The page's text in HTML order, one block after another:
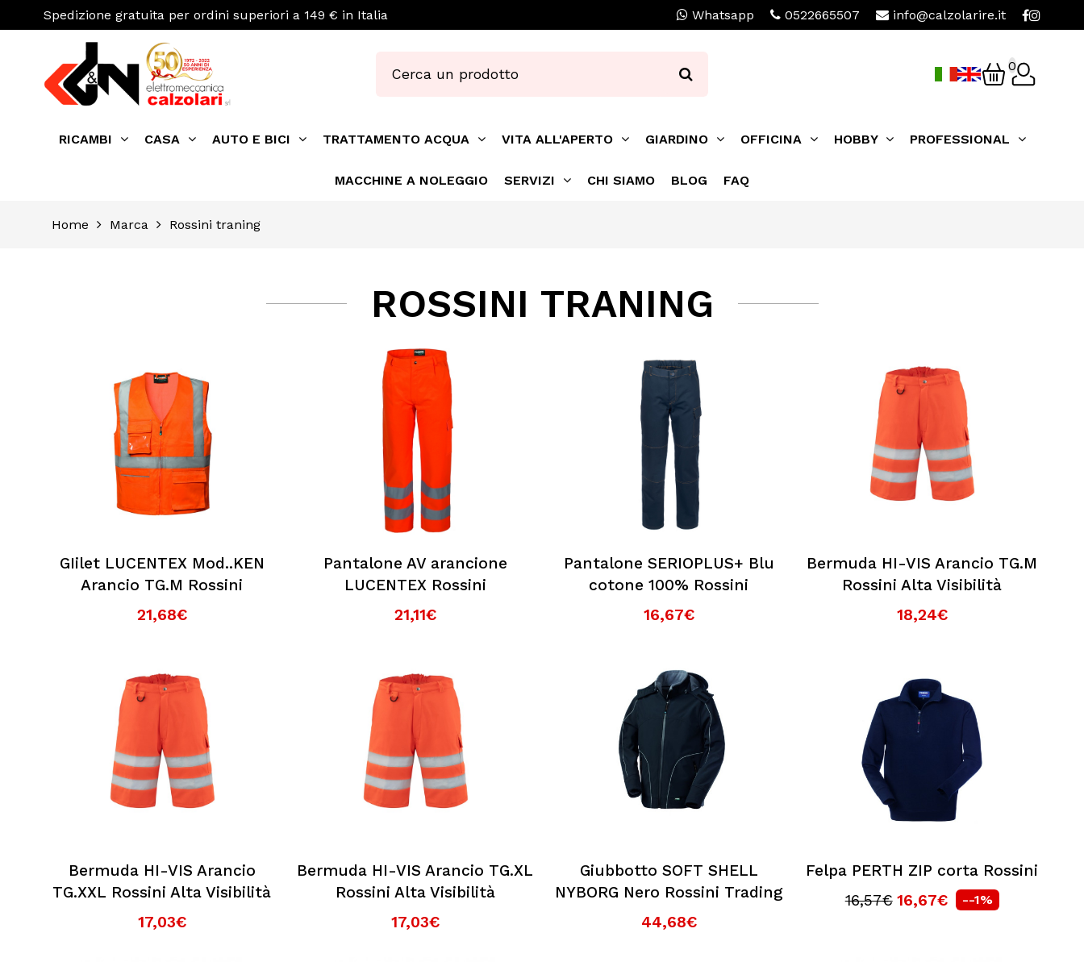
Spedizione gratuita per ordini superiori a 149 € in Italia Whatsapp 0522665507 info@calzolarire.it
0
RICAMBI CASA AUTO E BICI TRATTAMENTO ACQUA VITA ALL'APERTO GIARDINO OFFICINA HOBBY PROFESSIONAL
MACCHINE A NOLEGGIO SERVIZI CHI SIAMO BLOG FAQ
Home Marca Rossini traning
ROSSINI TRANING
GIilet LUCENTEX Mod..KEN
Arancio TG.M Rossini
21,68€
Pantalone AV arancione
LUCENTEX Rossini
21,11€
Pantalone SERIOPLUS+ Blu
cotone 100% Rossini
16,67€
Bermuda HI-VIS Arancio TG.M
Rossini Alta Visibilità
18,24€
Bermuda HI-VIS Arancio
TG.XXL Rossini Alta Visibilità
17,03€
Bermuda HI-VIS Arancio TG.XL
Rossini Alta Visibilità
17,03€
Giubbotto SOFT SHELL
NYBORG Nero Rossini Trading
44,68€
Felpa PERTH ZIP corta Rossini
16,57€ 16,67€ --1%